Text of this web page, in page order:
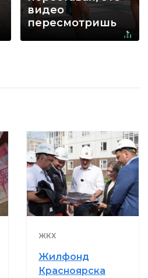
видео
пересмотришь
ЖКХ
Жилфонд
Красноярска